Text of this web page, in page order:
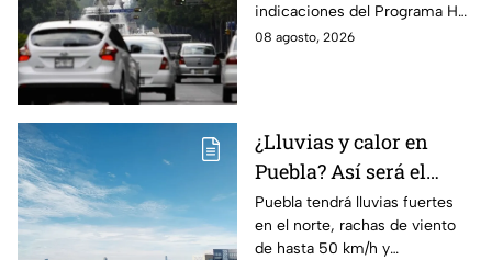
EdoMex?
indicaciones del Programa Hoy
No Circula HOY sábado 8 de
08 agosto, 2026
¿Lluvias y calor en
Puebla? Así será el
clima HOY sábado 8 de
agosto
Puebla tendrá lluvias fuertes
en el norte, rachas de viento
de hasta 50 km/h y